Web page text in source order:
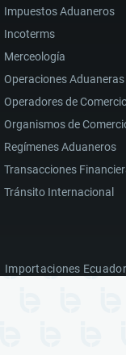
Impuestos Aduaneros
Incoterms
Merceología
Operaciones Aduaneras
Operadores de
Organismos de
Regímenes Aduaneros
Transacciones
Tránsito Internacional
Importaciones